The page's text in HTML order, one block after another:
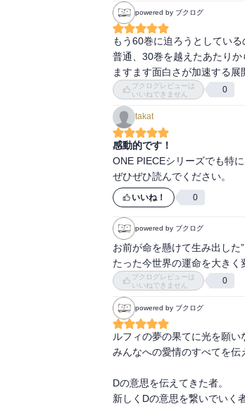
息子を殺されて黙ってるわけ
と、
そこに現れるは黒ひげですか
何しに来た！
って、
白ひげに止めを刺したの黒ひ
最後にワンピースは実在する！
って、
言うて果てちゃった。。。
と、
思ったら黒ひげが白ひげの
つか、
黒ひげが白ひげのグラグラの
なんで？
悪魔の実は１人に１つまでじ
って、
おれの時代だ！
って、
言えるか普通、普通じゃない
そんな黒ひげをセンゴクが止
ジンベエがルフィを連れて逃
そこに現れるはトラファルガ
そういえば医者だったねトラ
つか、
コビーの叫びが世界を変えた
powered by ブクログ
もう60巻に迫ろうとしてい
普通、30巻を越えたあたりか
ますます面白さが加速する展
ブクログレビューは
いいねできません
0
takat
感動的です！
ONE PIECEシリーズでも特
ぜひぜひ読んでください。
いいね！ 0
powered by ブクログ
お前が命を懸けて生み出した
たった今世界の運命を大きく
ブクログレビューは
いいねできません
0
powered by ブクログ
ルフィの夢の果てに光を願い
みんなへの愛情のすべてを伝
Dの意思を伝えてきた者。
新しくDの意思を繋いでいく者